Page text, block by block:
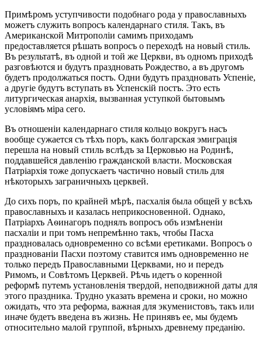
Примѣромъ уступчивости подобнаго рода у православныхъ
можетъ служить вопросъ календарнаго стиля. Такъ, въ
Американской Митрополіи самимъ приходамъ
предоставляется рѣшать вопросъ о переходѣ на новый стиль.
Въ результатѣ, въ одной и той же Церкви, въ одномъ приходѣ
разговѣются и будутъ праздновать Рождество, а въ другомъ
будетъ продолжаться постъ. Одни будутъ праздновать Успеніе,
а другіе будутъ вступать въ Успенскій постъ. Это есть
литургическая анархія, вызванная уступкой бытовымъ
условіямъ міра сего.
Въ отношеніи календарнаго стиля кольцо вокругъ насъ
вообще сужается съ тѣхъ поръ, какъ болгарская эмиграція
перешла на новый стиль вслѣдъ за Церковью на Родинѣ,
поддавшейся давленію гражданской власти. Московская
Патріархія тоже допускаетъ частично новый стиль для
нѣкоторыхъ заграничныхъ церквей.
До сихъ поръ, по крайней мѣрѣ, пасхалія была общей у всѣхъ
православныхъ и казалась неприкосновенной. Однако,
Патріархъ Аѳинагоръ поднялъ вопросъ объ измѣненіи
пасхаліи и при томъ непремѣнно такъ, чтобы Пасха
праздновалась одновременно со всѣми еретиками. Вопросъ о
празднованіи Пасхи поэтому ставится имъ одновременно не
только передъ Православными Церквами, но и передъ
Римомъ, и Совѣтомъ Церквей. Рѣчь идетъ о коренной
реформѣ путемъ установленія твердой, неподвижной даты для
этого праздника. Трудно указать времена и сроки, но можно
ожидать, что эта реформа, важная для экуменистовъ, такъ или
иначе будетъ введена въ жизнь. Не принявъ ее, мы будемъ
относительно малой группой, вѣрныхъ древнему преданію.